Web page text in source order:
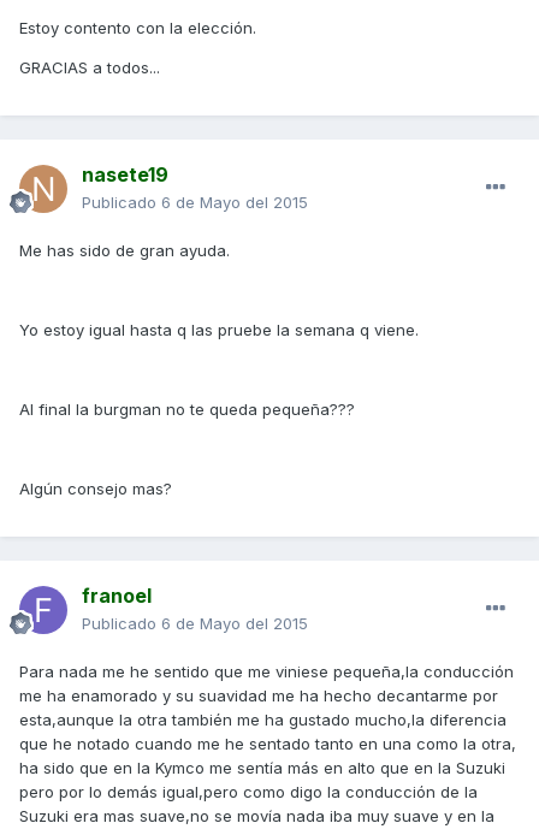
Estoy contento con la elección.
GRACIAS a todos...
nasete19
Publicado 6 de Mayo del 2015
Me has sido de gran ayuda.
Yo estoy igual hasta q las pruebe la semana q viene.
Al final la burgman no te queda pequeña???
Algún consejo mas?
franoel
Publicado 6 de Mayo del 2015
Para nada me he sentido que me viniese pequeña,la conducción
me ha enamorado y su suavidad me ha hecho decantarme por
esta,aunque la otra también me ha gustado mucho,la diferencia
que he notado cuando me he sentado tanto en una como la otra,
ha sido que en la Kymco me sentía más en alto que en la Suzuki
pero por lo demás igual,pero como digo la conducción de la
Suzuki era mas suave,no se movía nada iba muy suave y en la